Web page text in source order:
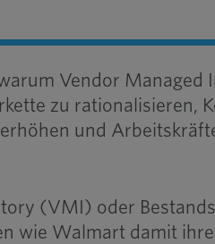
Vendor
zu rationalisieren,
und
(VMI) oder
wie Walmart damit